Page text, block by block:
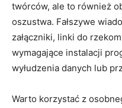
twórców, ale to również
oszustwa. Fałszywe
załączniki, linki do
wymagające instalacji
wyłudzenia danych lub
Warto korzystać z